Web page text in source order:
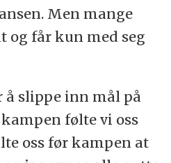
Men mange
og får kun med seg
å slippe inn mål på
følte vi oss
oss før kampen at